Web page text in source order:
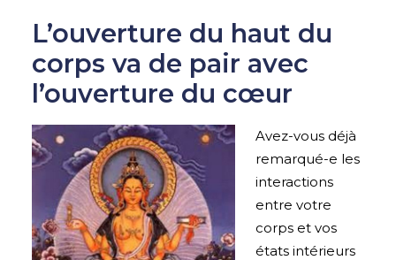
L’ouverture du haut du
corps va de pair avec
l’ouverture du cœur
Avez-vous déjà
remarqué-e les
interactions
entre votre
corps et vos
états intérieurs